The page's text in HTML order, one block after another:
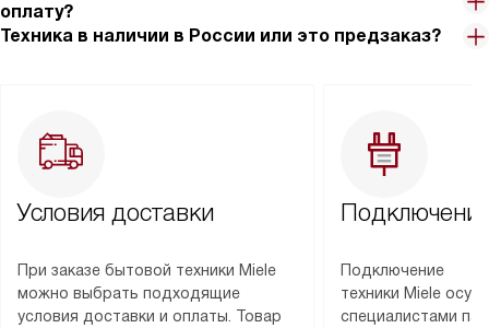
оплату?
Техника в наличии в России или это предзаказ?
Условия доставки
При заказе бытовой техники Miele
можно выбрать подходящие
условия доставки и оплаты. Товар
Подключение
техники Miele
специалистами